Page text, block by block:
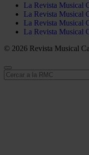
La Revista Musical
La Revista Musical
La Revista Musical
La Revista Musical
© 2026 Revista Musical